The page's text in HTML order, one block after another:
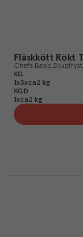
Fläskkött Rökt
Chefs Basic Djupfryst
KG
1x3xca2 kg
KGD
1xca2 kg